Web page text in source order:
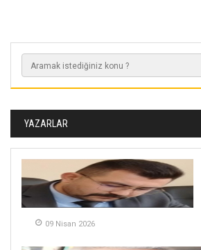
YAZARLAR
09 Nisan 2026